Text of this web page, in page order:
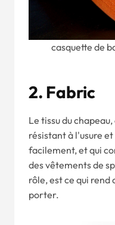
casquette de
2. FabriC
Le tissu du
résistant à l'usure
facilement, et qui
des vêtements de
rôle, est ce qui rend
porter.